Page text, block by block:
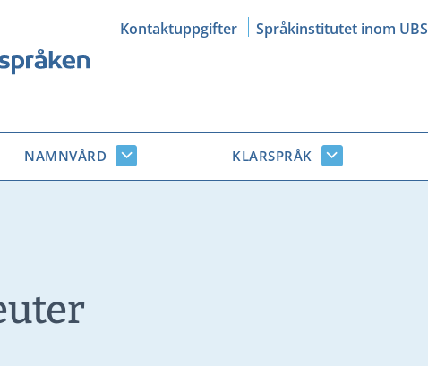
Kontaktuppgifter Språkinstitutet inom UBS
NAMNVÅRD
Namnvård
undersidor
KLARSPRÅK
Klarspråk
undersidor